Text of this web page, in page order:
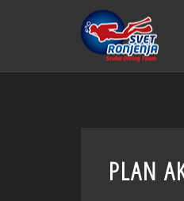
PLAN